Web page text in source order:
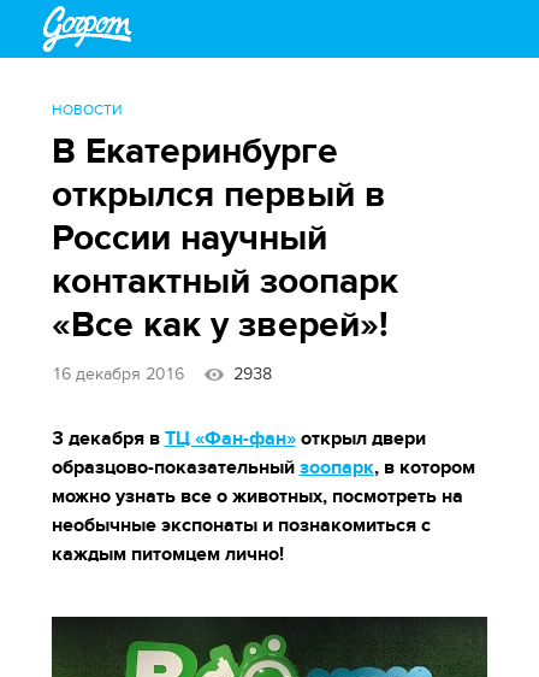
НОВОСТИ
В Екатеринбурге
открылся первый в
России научный
контактный зоопарк
«Все как у зверей»!
16 декабря 2016 2938
3 декабря в ТЦ «Фан-фан» открыл двери
образцово-показательный зоопарк, в котором
можно узнать все о животных, посмотреть на
необычные экспонаты и познакомиться с
каждым питомцем лично!